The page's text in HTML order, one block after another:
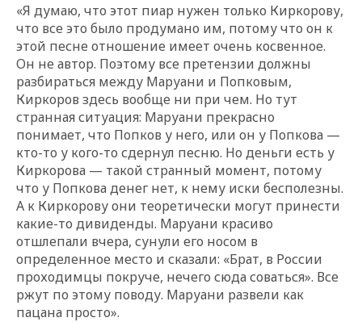
«Я думаю, что этот пиар нужен только Киркорову,
что все это было продумано им, потому что он к
этой песне отношение имеет очень косвенное.
Он не автор. Поэтому все претензии должны
разбираться между Маруани и Попковым,
Киркоров здесь вообще ни при чем. Но тут
странная ситуация: Маруани прекрасно
понимает, что Попков у него, или он у Попкова —
кто-то у кого-то сдернул песню. Но деньги есть у
Киркорова — такой странный момент, потому
что у Попкова денег нет, к нему иски бесполезны.
А к Киркорову они теоретически могут принести
какие-то дивиденды. Маруани красиво
отшлепали вчера, сунули его носом в
определенное место и сказали: «Брат, в России
проходимцы покруче, нечего сюда соваться». Все
ржут по этому поводу. Маруани развели как
пацана просто».